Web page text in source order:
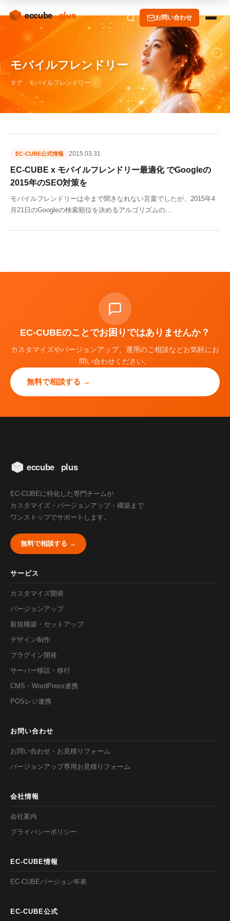
お問い合わせ
モバイルフレンドリー
タグ：モバイルフレンドリー
EC-CUBE公式情報 2015.03.31
EC-CUBE x モバイルフレンドリー最適化 でGoogleの
2015年のSEO対策を
モバイルフレンドリーは今まで聞きなれない言葉でしたが、2015年4
月21日のGoogleの検索順位を決めるアルゴリズムの…
EC-CUBEのことでお困りではありませんか？
カスタマイズやバージョンアップ、運用のご相談などお気軽にお
問い合わせください。
無料で相談する →
EC-CUBEに特化した専門チームが
カスタマイズ・バージョンアップ・構築まで
ワンストップでサポートします。
無料で相談する →
サービス
カスタマイズ開発
バージョンアップ
新規構築・セットアップ
デザイン制作
プラグイン開発
サーバー移設・移行
CMS・WordPress連携
POSレジ連携
お問い合わせ
お問い合わせ・お見積りフォーム
バージョンアップ専用お見積りフォーム
会社情報
会社案内
プライバシーポリシー
EC-CUBE情報
EC-CUBEバージョン年表
EC-CUBE公式